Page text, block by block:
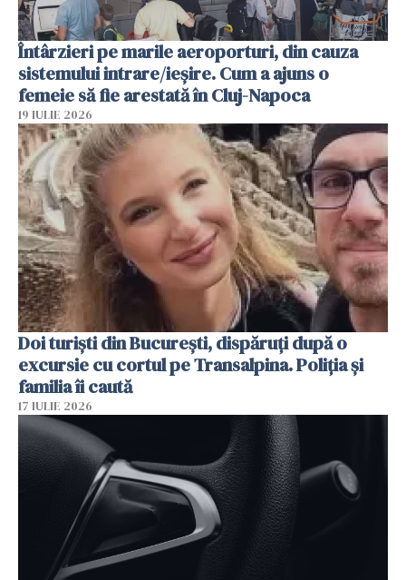
Întârzieri pe marile aeroporturi, din cauza
sistemului intrare/ieșire. Cum a ajuns o
femeie să fie arestată în Cluj-Napoca
19 IULIE 2026
Doi turiști din București, dispăruți după o
excursie cu cortul pe Transalpina. Poliția și
familia îi caută
17 IULIE 2026